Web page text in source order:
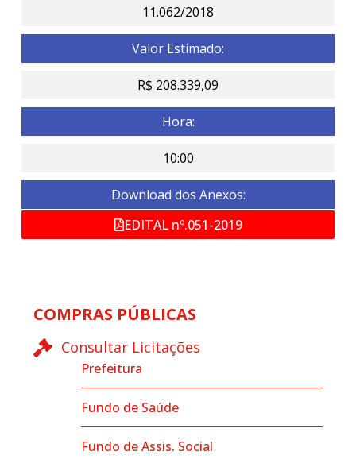
11.062/2018
Valor Estimado:
R$ 208.339,09
Hora:
10:00
Download dos Anexos:
EDITAL nº.051-2019
COMPRAS PÚBLICAS
Consultar Licitações
Prefeitura
Fundo de Saúde
Fundo de Assis. Social